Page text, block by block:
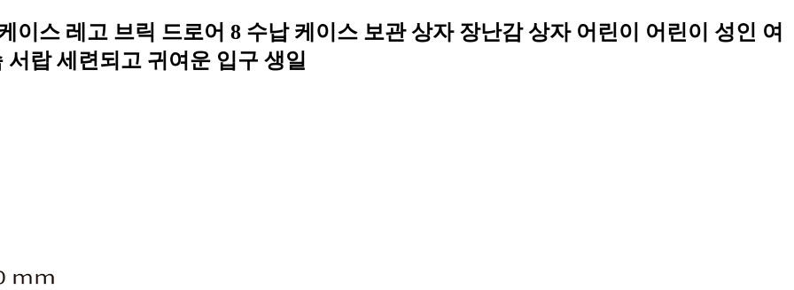
이스 레고 브릭 드로어 8 수납 케이스 보관 상자 장난감 상자 어린이 어린이 성인 여
랍 세련되고 귀여운 입구 생일